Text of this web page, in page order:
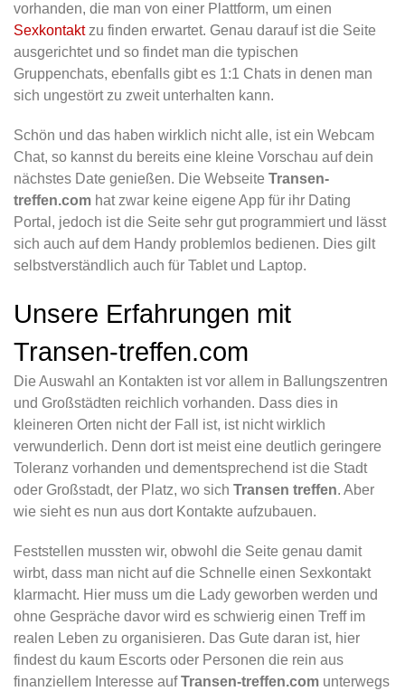
vorhanden, die man von einer Plattform, um einen
Sexkontaktzu finden erwartet. Genau darauf ist die Seite
ausgerichtet und so findet man die typischen
Gruppenchats, ebenfalls gibt es 1:1 Chats in denen man
sich ungestört zu zweit unterhalten kann.
Schön und das haben wirklich nicht alle, ist ein Webcam
Chat, so kannst du bereits eine kleine Vorschau auf dein
nächstes Date genießen. Die Webseite Transen-
treffen.com hat zwar keine eigene App für ihr Dating
Portal, jedoch ist die Seite sehr gut programmiert und lässt
sich auch auf dem Handy problemlos bedienen. Dies gilt
selbstverständlich auch für Tablet und Laptop.
Unsere Erfahrungen mit
Transen-treffen.com
Die Auswahl an Kontakten ist vor allem in Ballungszentren
und Großstädten reichlich vorhanden. Dass dies in
kleineren Orten nicht der Fall ist, ist nicht wirklich
verwunderlich. Denn dort ist meist eine deutlich geringere
Toleranz vorhanden und dementsprechend ist die Stadt
oder Großstadt, der Platz, wo sich Transen treffen. Aber
wie sieht es nun aus dort Kontakte aufzubauen.
Feststellen mussten wir, obwohl die Seite genau damit
wirbt, dass man nicht auf die Schnelle einen Sexkontakt
klarmacht. Hier muss um die Lady geworben werden und
ohne Gespräche davor wird es schwierig einen Treff im
realen Leben zu organisieren. Das Gute daran ist, hier
findest du kaum Escorts oder Personen die rein aus
finanziellem Interesse aufTransen-treffen.com unterwegs